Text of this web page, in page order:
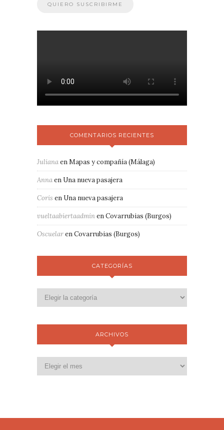
COMENTARIOS RECIENTES
JulianaenMapas y compañía (Málaga)
Annaen Una nueva pasajera
Coris en Una nueva pasajera
vueltaabiertaadminenCovarrubias (Burgos)
OscuelarenCovarrubias (Burgos)
CATEGORÍAS
ARCHIVOS